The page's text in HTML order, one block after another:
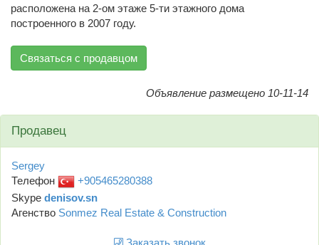
расположена на 2-ом этаже 5-ти этажного дома
построенного в 2007 году.
Связаться с продавцом
Объявление размещено 10-11-14
Продавец
Sergey
Телефон
+905465280388
Skype denisov.sn
Агенство Sonmez Real Estate & Construction
Заказать звонок